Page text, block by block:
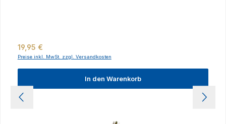
Regulärer Preis:
19,95 €
Preise inkl. MwSt. zzgl. Versandkosten
In den Warenkorb